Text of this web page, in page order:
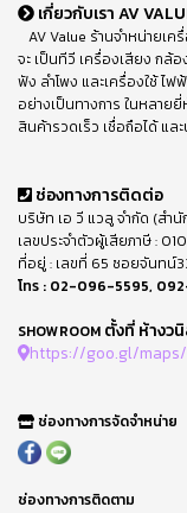
เกี่ยวกับเรา AV
AV Value ร้านจำหน่ายเ
จะ เป็นทีวี เครื่องเสียง กล้
ฟัง ลำโพง และเครื่องใช้ ไ
อย่างเป็นทางการ ในหลาย
สินค้ารวดเร็ว เชื่อถือได้ แล
ช่องทางการติดต่อ
บริษัท เอ วี แวลู จำกัด (สำ
เลขประจำตัวผู้เสียภาษี :
ที่อยู่ : เลขที่ 65 ซอยจันทน์
โทร : 02-096-5595,
SHOWROOM ตั้งที่ ห้างว
https://goo.gl/maps/
ช่องทางการจัดจำหน่าย
ช่องทางการติดตาม